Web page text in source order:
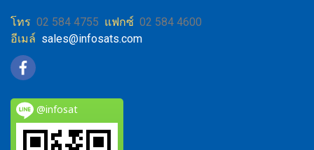
โทร 02 584 4755 แฟกซ์ 02 584 4600
อีเมล์ sales@infosats.com
@infosat